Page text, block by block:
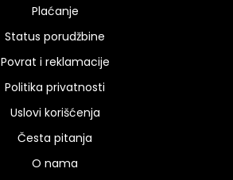
Plaćanje
Status porudžbine
Povrat i reklamacije
Politika privatnosti
Uslovi korišćenja
Česta pitanja
O nama